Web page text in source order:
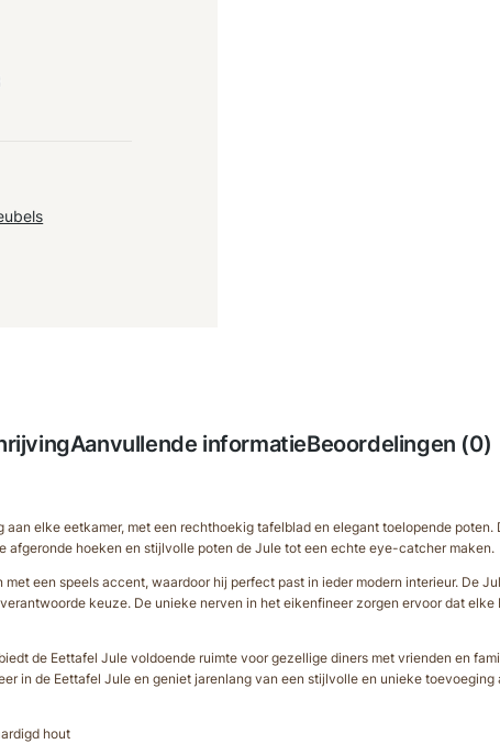
Aanvullende informatieBeoordelingen (0)
elke eetkamer, met een rechthoekig tafelblad en elegant toelopende
afgeronde hoeken en stijlvolle poten de Jule tot een echte eye-catcher maken.
een speels accent, waardoor hij perfect past in ieder modern interieur. De
keuze. De unieke nerven in het eikenfineer zorgen ervoor dat elke
de Eettafel Jule voldoende ruimte voor gezellige diners met vrienden en
in de Eettafel Jule en geniet jarenlang van een stijlvolle en unieke toevoeging
hout